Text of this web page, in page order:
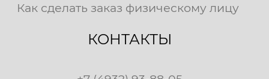
Как сделать заказ физическому лицу
КОНТАКТЫ